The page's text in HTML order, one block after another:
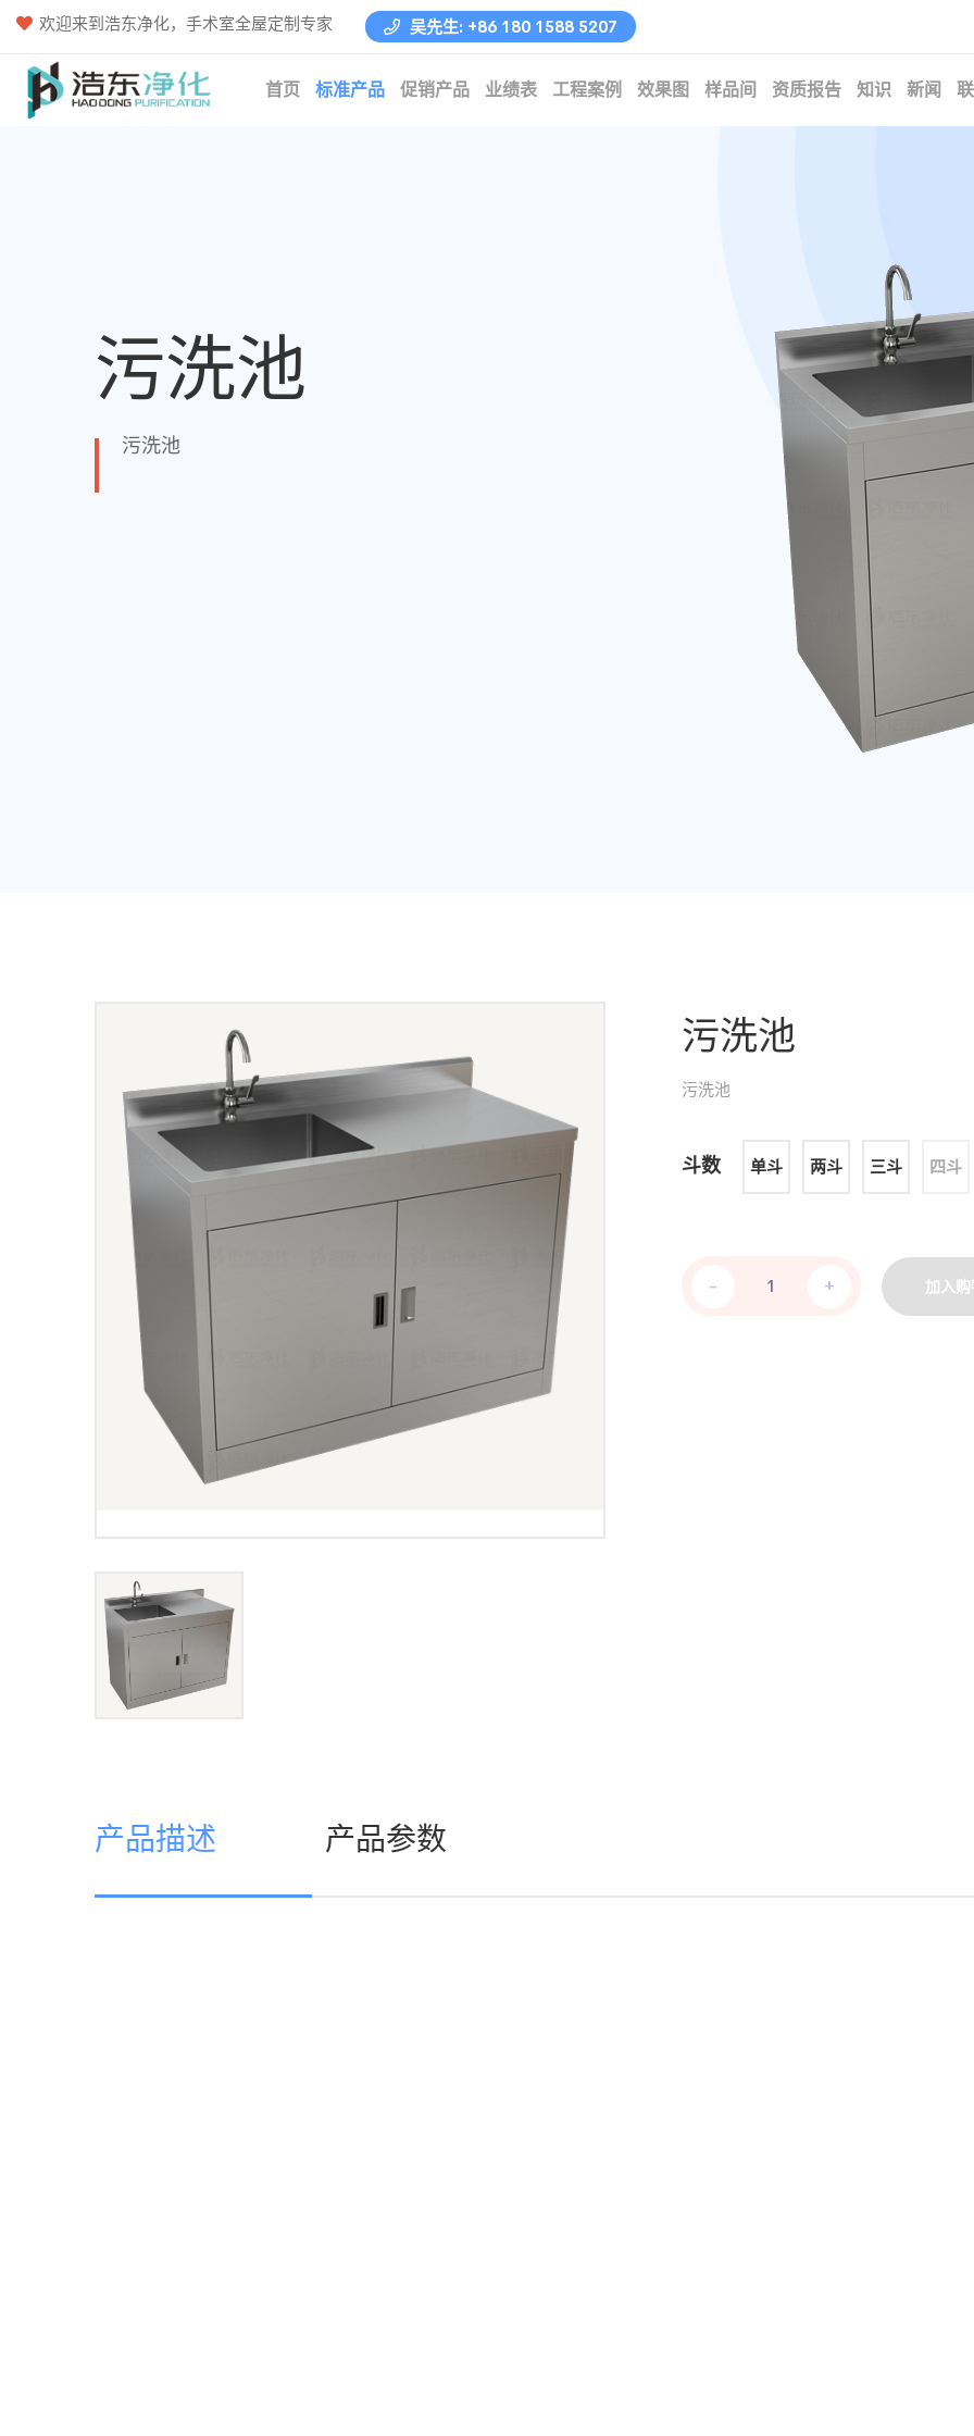
欢迎来到浩东净化，手术室全屋定制专家 吴先生: +86 180 1588 5207
首页 标准产品 促销产品 业绩表 工程案例 效果图 样品间 资质报告 知识 新闻
污洗池
污洗池
污洗池
污洗池
斗数 单斗 两斗 三斗 四斗
- +
- + 加入
产品描述 产品参数